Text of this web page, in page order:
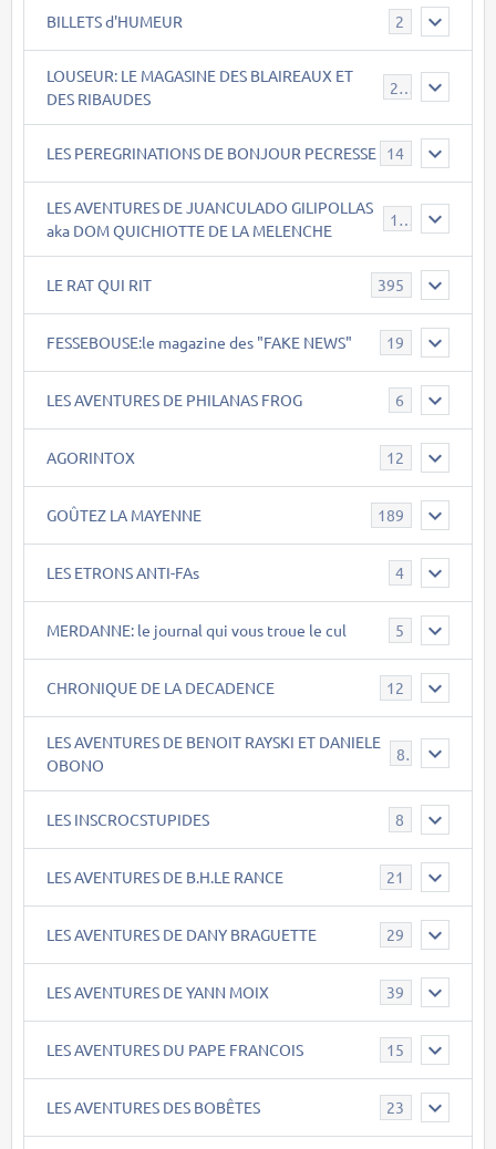
BILLETS d'HUMEUR 2
LOUSEUR: LE MAGASINE DES BLAIREAUX ET
DES RIBAUDES
21
LES PEREGRINATIONS DE BONJOUR PECRESSE 14
LES AVENTURES DE JUANCULADO GILIPOLLAS
aka DOM QUICHIOTTE DE LA MELENCHE
119
LE RAT QUI RIT 395
FESSEBOUSE:le magazine des "FAKE NEWS" 19
LES AVENTURES DE PHILANAS FROG 6
AGORINTOX 12
GOÛTEZ LA MAYENNE 189
LES ETRONS ANTI-FAs 4
MERDANNE: le journal qui vous troue le cul 5
CHRONIQUE DE LA DECADENCE 12
LES AVENTURES DE BENOIT RAYSKI ET DANIELE
OBONO
8
LES INSCROCSTUPIDES 8
LES AVENTURES DE B.H.LE RANCE 21
LES AVENTURES DE DANY BRAGUETTE 29
LES AVENTURES DE YANN MOIX 39
LES AVENTURES DU PAPE FRANCOIS 15
LES AVENTURES DES BOBÊTES 23